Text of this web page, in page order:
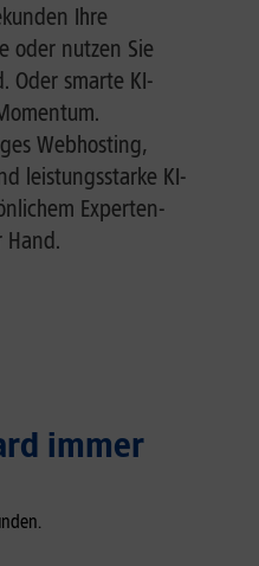
Ihre
oder nutzen Sie
Oder smarte KI-
Webhosting,
leistungsstarke KI-
Experten-
Hand.
immer